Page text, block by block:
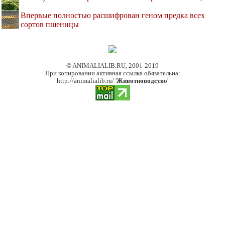
Впервые полностью расшифрован геном предка всех
сортов пшеницы
© ANIMALIALIB.RU, 2001-2019
При копировании активная ссылка обязательна:
http://animalialib.ru/ 'Животноводство'